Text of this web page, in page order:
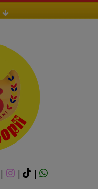
| |
|